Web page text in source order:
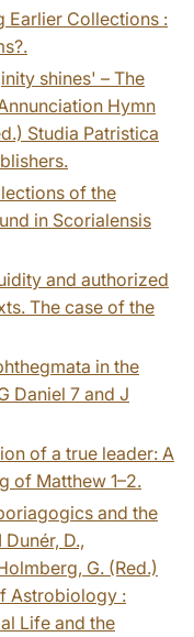
Earlier Collections :
shines' – The
Hymn
Studia Patristica
of the
in Scorialensis
and authorized
The case of the
in the
Daniel 7 and J
of a true leader: A
of Matthew 1–2.
and the
D.,
G. (Red.)
Astrobiology :
Life and the